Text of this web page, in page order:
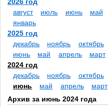
август
июль июнь май
январь
2025 год
декабрь
ноябрь октябрь
июнь
май апрель март
2024 год
декабрь
ноябрь октябрь
июнь
май апрель
март
Архив за июнь 2024 года